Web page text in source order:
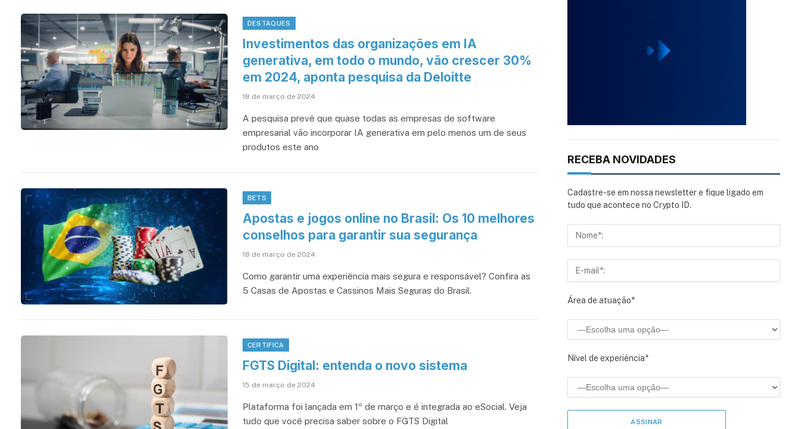
DESTAQUES
Investimentos das organizações em IA
generativa, em todo o mundo, vão crescer 30%
em 2024, aponta pesquisa da Deloitte
18 de março de 2024
A pesquisa prevê que quase todas as empresas de software
empresarial vão incorporar IA generativa em pelo menos um de seus
produtos este ano
BETS
Apostas e jogos online no Brasil: Os 10 melhores
conselhos para garantir sua segurança
18 de março de 2024
Como garantir uma experiência mais segura e responsável? Confira as
5 Casas de Apostas e Cassinos Mais Seguras do Brasil.
CERTIFICA
FGTS Digital: entenda o novo sistema
15 de março de 2024
Plataforma foi lançada em 1º de março e é integrada ao eSocial. Veja
tudo que você precisa saber sobre o FGTS Digital
RECEBA NOVIDADES
Cadastre-se em nossa newsletter e fique ligado em
tudo que acontece no Crypto ID.
Área de atuação*
Nível de experiência*